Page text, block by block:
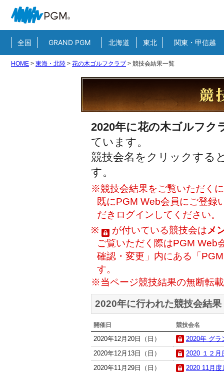
全国 GRAND PGM 北海道 東北 関東・甲信越
HOME > 東海・北陸 > 花の木ゴルフクラブ > 競技会結果一覧
2020年に花の木ゴルフク
ています。
競技会名をクリックする
す。
※競技会結果をご覧いただく
既にPGM Web会員にご登録
だきログインしてください。
※
が付いている競技会はメ
ご覧いただく際はPGM Web
確認・変更」内にある「
す。
※当ページ競技結果の無断転
2020年に行われた競技会結果
開催日 競技会名
2020年12月20日（日）
2020年 グラ
2020年12月13日（日）
2020 １２月
2020年11月29日（日）
2020 11月度